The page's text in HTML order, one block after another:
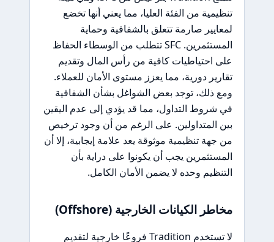
تنظيمية من الفئة العليا، مما يعني أنها تخضع
لمعايير صارمة تتعلق بالشفافية وحماية
المستثمرين. SFC تتطلب من الوسطاء الحفاظ
على احتياطيات كافية من رأس المال وتقديم
تقارير دورية، مما يعزز مستوى الأمان للعملاء.
ومع ذلك، توجد بعض الشواغل بشأن الشفافية
في شروط التداول، مما قد يؤدي إلى عدم اليقين
بين المتداولين. على الرغم من أن وجود ترخيص
من جهة تنظيمية موثوقة يعد علامة إيجابية، إلا أن
المستثمرين يجب أن يكونوا على دراية بأن
التنظيم وحده لا يضمن الأمان الكامل.
مخاطر الكيانات الخارجية (Offshore)
لا تستخدم Tradition فروعًا خارجية لتقديم